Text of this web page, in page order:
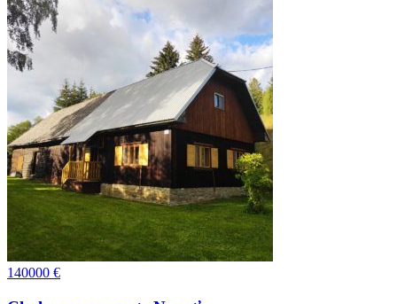
140000 €